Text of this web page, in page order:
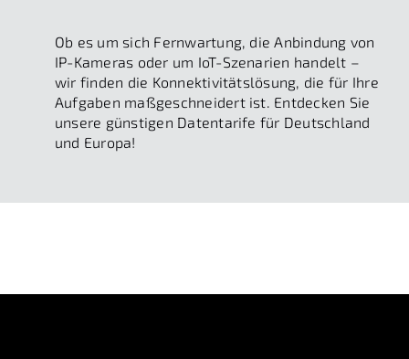
Ob es um sich Fernwartung, die Anbindung von
IP-Kameras oder um IoT-Szenarien handelt –
wir finden die Konnektivitätslösung, die für Ihre
Aufgaben maßgeschneidert ist. Entdecken Sie
unsere günstigen Datentarife für Deutschland
und Europa!